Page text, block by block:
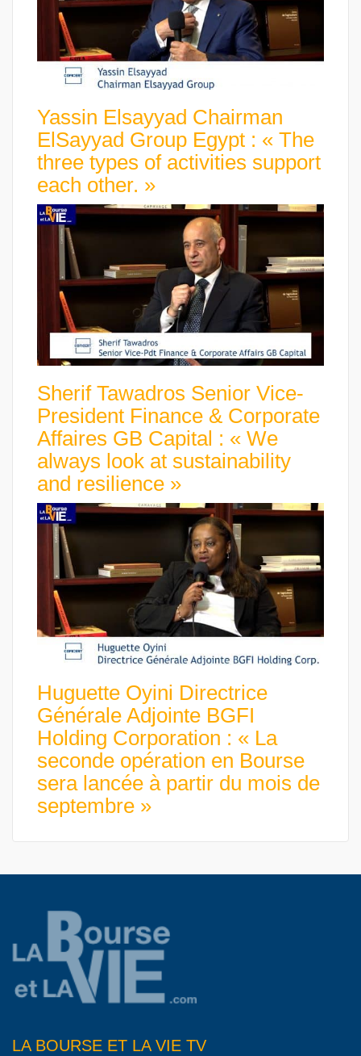
Yassin Elsayyad Chairman
ElSayyad Group Egypt : « The
three types of activities support
each other. »
Sherif Tawadros Senior Vice-
President Finance & Corporate
Affaires GB Capital : « We
always look at sustainability
and resilience »
Huguette Oyini Directrice
Générale Adjointe BGFI
Holding Corporation : « La
seconde opération en Bourse
sera lancée à partir du mois de
septembre »
LA BOURSE ET LA VIE TV